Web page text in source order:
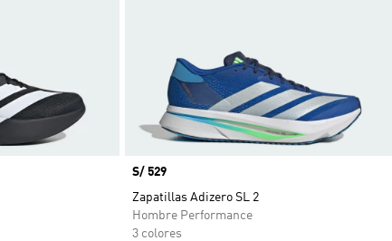
Precio
S/ 529
Zapatillas Adizero SL 2
Hombre Performance
3 colores